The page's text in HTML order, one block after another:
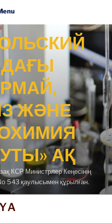
ЖӘНЕ
АҚ
КСР Министрлер Кеңесінің
543 қаулысымен құрылған.